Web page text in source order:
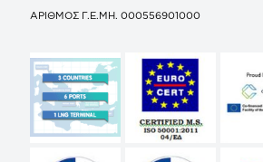
ΑΡΙΘΜΟΣ Γ.Ε.ΜΗ. 000556901000